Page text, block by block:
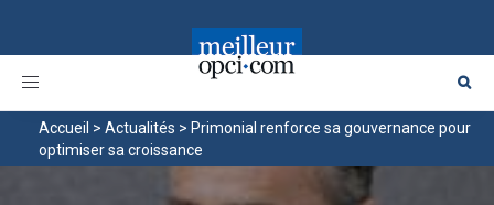
Toggle
Accueil > Actualités > Primonial renforce sa gouvernance pour
optimiser sa croissance